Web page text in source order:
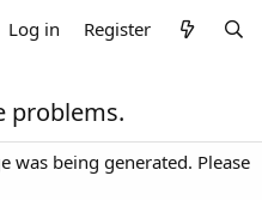
Log in Register
problems.
was being generated. Please